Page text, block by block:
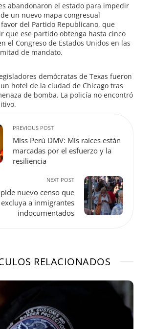
abandonaron el estado para impedir
un nuevo mapa congresual
del Partido Republicano, que
que ese partido obtenga hasta cinco
el Congreso de Estados Unidos en las
de mandato.
demócratas de Texas fueron
hotel de la ciudad de Chicago tras
de bomba. La policía no encontró
PREVIOUS POST
Miss Perú DMV: Mis raíces están
marcadas por el esfuerzo y la
resiliencia
NEXT POST
nuevo censo que
excluya a inmigrantes
indocumentados
RELACIONADOS